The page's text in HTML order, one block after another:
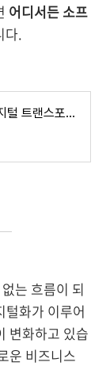
어디서든 소프
다.
이젠 기업의 필수템이 된 디지털 트랜스포메이션(DX)에 대한 모든 것 | GS칼텍스 공식 블로그 : 미
는 흐름이 되
털화가 이루어
변화하고 있습
운 비즈니스